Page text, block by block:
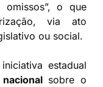
o que
via ato
ou social.
estadual
sobre o